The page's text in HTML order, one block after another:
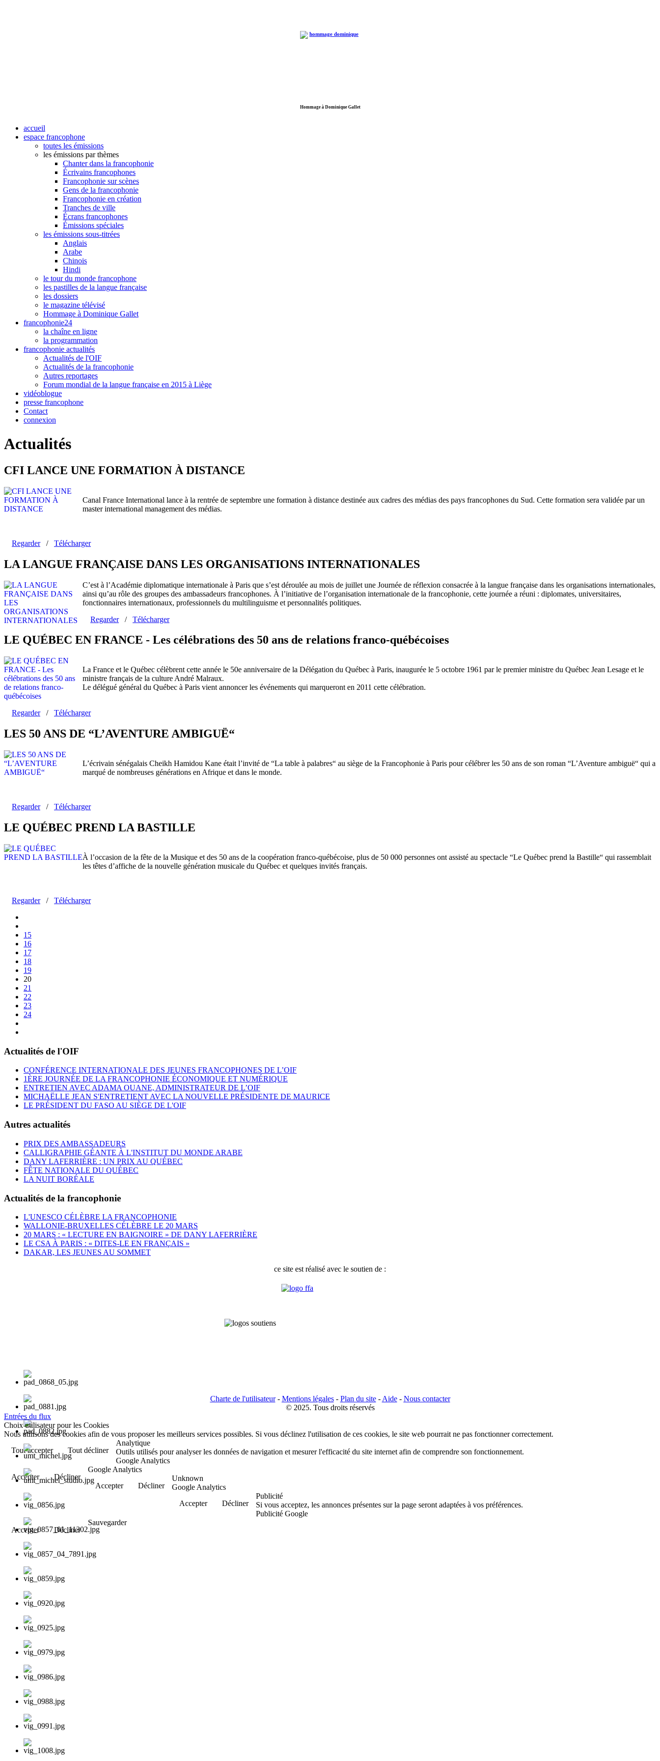
Hommage à Dominique Gallet
accueil
espace francophone
toutes les émissions
les émissions par thèmes
Chanter dans la francophonie
Écrivains francophones
Francophonie sur scènes
Gens de la francophonie
Francophonie en création
Tranches de ville
Écrans francophones
Émissions spéciales
les émissions sous-titrées
Anglais
Arabe
Chinois
Hindi
le tour du monde francophone
les pastilles de la langue française
les dossiers
le magazine télévisé
Hommage à Dominique Gallet
francophonie24
la chaîne en ligne
la programmation
francophonie actualités
Actualités de l'OIF
Actualités de la francophonie
Autres reportages
Forum mondial de la langue française en 2015 à Liège
vidéoblogue
presse francophone
Contact
connexion
Actualités
CFI LANCE UNE FORMATION À DISTANCE
Canal France International lance à la rentrée de septembre une formation à distance destinée aux cadres des médias des pays francophones du Sud. Cette formation sera validée par un
master international management des médias.
Regarder/ Télécharger
LA LANGUE FRANÇAISE DANS LES ORGANISATIONS INTERNATIONALES
C’est à l’Académie diplomatique internationale à Paris que s’est déroulée au mois de juillet une Journée de réflexion consacrée à la langue française dans les organisations internationales,
ainsi qu’au rôle des groupes des ambassadeurs francophones. À l’initiative de l’organisation internationale de la francophonie, cette journée a réuni : diplomates, universitaires,
fonctionnaires internationaux, professionnels du multilinguisme et personnalités politiques.
Regarder/ Télécharger
LE QUÉBEC EN FRANCE - Les célébrations des 50 ans de relations franco-québécoises
La France et le Québec célèbrent cette année le 50e anniversaire de la Délégation du Québec à Paris, inaugurée le 5 octobre 1961 par le premier ministre du Québec Jean Lesage et le
ministre français de la culture André Malraux.
Le délégué général du Québec à Paris vient annoncer les événements qui marqueront en 2011 cette célébration.
Regarder/ Télécharger
LES 50 ANS DE “L’AVENTURE AMBIGUË“
L’écrivain sénégalais Cheikh Hamidou Kane était l’invité de “La table à palabres“ au siège de la Francophonie à Paris pour célébrer les 50 ans de son roman “L’Aventure ambiguë“ qui a
marqué de nombreuses générations en Afrique et dans le monde.
Regarder/ Télécharger
LE QUÉBEC PREND LA BASTILLE
À l’occasion de la fête de la Musique et des 50 ans de la coopération franco-québécoise, plus de 50 000 personnes ont assisté au spectacle “Le Québec prend la Bastille“ qui rassemblait
les têtes d’affiche de la nouvelle génération musicale du Québec et quelques invités français.
Regarder/ Télécharger
15
16
17
18
19
20
21
22
23
24
Actualités de l'OIF
CONFÉRENCE INTERNATIONALE DES JEUNES FRANCOPHONES DE L’OIF
1ÈRE JOURNÉE DE LA FRANCOPHONIE ÉCONOMIQUE ET NUMÉRIQUE
ENTRETIEN AVEC ADAMA OUANE, ADMINISTRATEUR DE L’OIF
MICHAËLLE JEAN S'ENTRETIENT AVEC LA NOUVELLE PRÉSIDENTE DE MAURICE
LE PRÉSIDENT DU FASO AU SIÈGE DE L'OIF
Autres actualités
PRIX DES AMBASSADEURS
CALLIGRAPHIE GÉANTE À L'INSTITUT DU MONDE ARABE
DANY LAFERRIÈRE : UN PRIX AU QUÉBEC
FÊTE NATIONALE DU QUÉBEC
LA NUIT BORÉALE
Actualités de la francophonie
L'UNESCO CÉLÈBRE LA FRANCOPHONIE
WALLONIE-BRUXELLES CÉLÈBRE LE 20 MARS
20 MARS : « LECTURE EN BAIGNOIRE » DE DANY LAFERRIÈRE
LE CSA À PARIS : « DITES-LE EN FRANÇAIS »
DAKAR, LES JEUNES AU SOMMET
ce site est réalisé avec le soutien de :
Charte de l'utilisateur- Mentions légales- Plan du site- Aide- Nous contacter
© 2025. Tous droits réservés
Entrées du flux
Choix utilisateur pour les Cookies
Nous utilisons des cookies afin de vous proposer les meilleurs services possibles. Si vous déclinez l'utilisation de ces cookies, le site web pourrait ne pas fonctionner correctement.
Tout accepter
Tout décliner
Analytique
Outils utilisés pour analyser les données de navigation et mesurer l'efficacité du site internet afin de comprendre son fonctionnement.
Google Analytics
Accepter
Décliner
Google Analytics
Accepter
Décliner
Unknown
Google Analytics
Accepter
Décliner
Publicité
Si vous acceptez, les annonces présentes sur la page seront adaptées à vos préférences.
Publicité Google
Accepter
Décliner
Sauvegarder